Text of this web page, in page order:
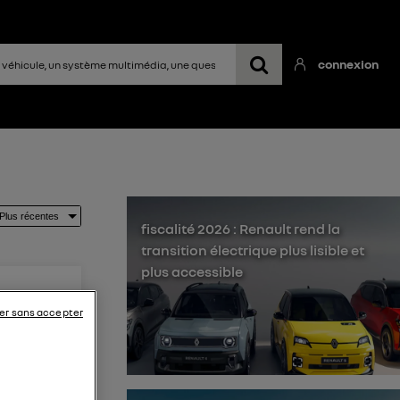
connexion
la
fiscalité 2026 : Renault rend la
transition électrique plus lisible et
plus accessible
sans accepter